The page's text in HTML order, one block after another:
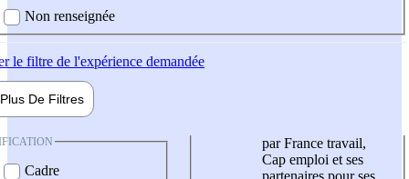
Non renseignée
le filtre de l'expérience demandée
Plus De Filtres
Cadre
par France travail,
Cap emploi et ses
partenaires pour ses